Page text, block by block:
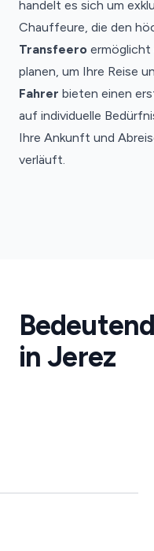
handelt es sich um
Chauffeure, die den
Transfeero ermöglicht
planen, um Ihre Reise
Fahrer bieten einen
auf individuelle
Ihre Ankunft und
verläuft.
in Jerez
Jerez
·
XRY